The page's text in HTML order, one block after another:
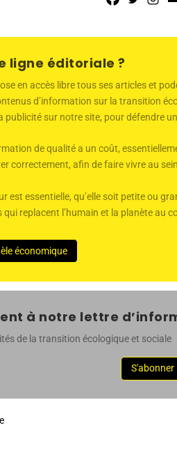
ligne éditoriale ?
en accès libre tous ses articles et
d’information sur la transition
publicité sur notre site, pour défendre
de qualité a un coût,
correctement, afin de faire vivre au
essentielle, qu’elle soit petite ou
replacent l’humain et la planète au
économique
à notre lettre
de la transition écologique et sociale
S'abonner